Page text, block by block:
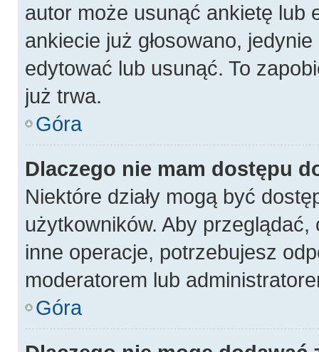
autor może usunąć ankietę lub
ankiecie już głosowano,
edytować lub usunąć. To
już trwa.
Góra
Dlaczego nie mam dostępu
Niektóre działy mogą być
użytkowników. Aby
inne operacje, potrzebujesz
moderatorem lub
Góra